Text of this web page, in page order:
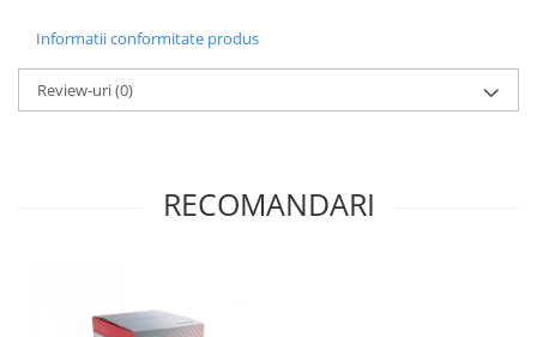
Suflante si aspiratoare exterior
Masini batut stalpi
Informatii conformitate produs
Review-uri(0)
RECOMANDARI